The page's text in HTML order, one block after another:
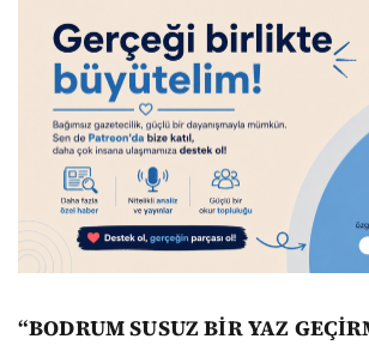
“BODRUM SUSUZ BİR YAZ